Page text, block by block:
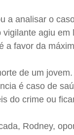
a analisar o
agiu
favor da
de um
é caso de
do crime ou
Rodney,